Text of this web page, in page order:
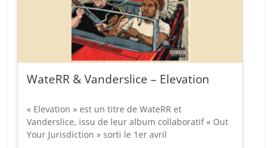
WateRR & Vanderslice – Elevation
« Elevation » est un titre de WateRR et
Vanderslice, issu de leur album collaboratif « Out
Your Jurisdiction » sorti le 1er avril